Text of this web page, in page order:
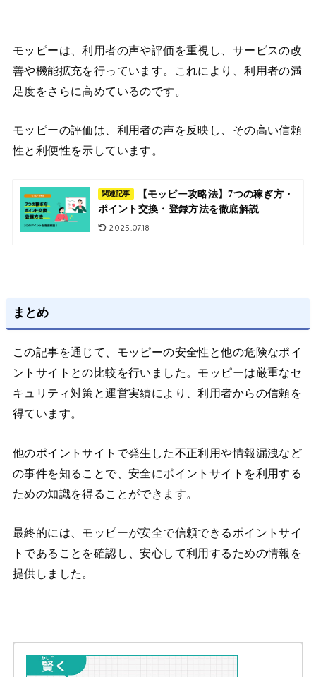
モッピーは、利用者の声や評価を重視し、サービスの改
善や機能拡充を行っています。これにより、利用者の満
足度をさらに高めているのです。
モッピーの評価は、利用者の声を反映し、その高い信頼
性と利便性を示しています。
関連記事
【モッピー攻略法】7つの稼ぎ方・
ポイント交換・登録方法を徹底解説
2025.07.18
まとめ
この記事を通じて、モッピーの安全性と他の危険なポイ
ントサイトとの比較を行いました。モッピーは厳重なセ
キュリティ対策と運営実績により、利用者からの信頼を
得ています。
他のポイントサイトで発生した不正利用や情報漏洩など
の事件を知ることで、安全にポイントサイトを利用する
ための知識を得ることができます。
最終的には、モッピーが安全で信頼できるポイントサイ
トであることを確認し、安心して利用するための情報を
提供しました。